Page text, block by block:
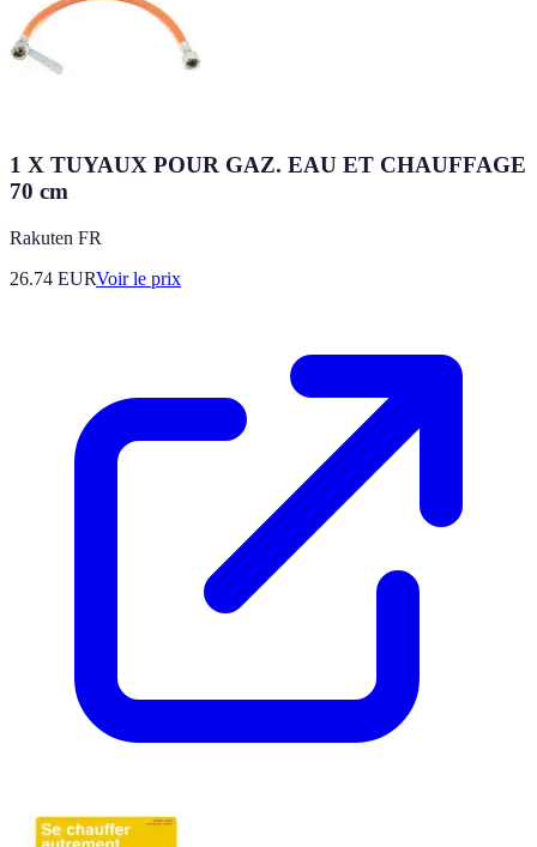
1 X TUYAUX POUR GAZ. EAU ET CHAUFFAGE
70 cm
Rakuten FR
26.74 EURVoir le prix